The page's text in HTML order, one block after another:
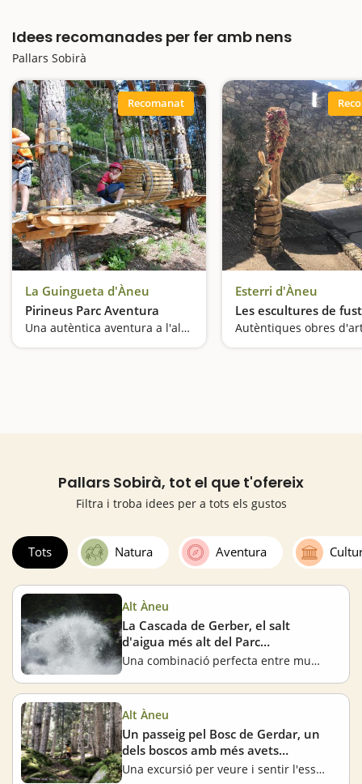
família, per gaudir de la natura i de la tranquil·litat.
El Parc…
Idees recomanades per fer amb nens
Pallars Sobirà
Recomanat
La Guingueta d'Àneu
Pirineus Parc Aventura
Una autèntica aventura a l'alta muntanya
Esterri d'Àneu
Les escultures de
Pallars Sobirà, tot el que t'ofereix
Filtra i troba idees per a tots els gustos
Tots Natura Aventura
Alt Àneu
La Cascada de Gerber, el salt
d'aigua més alt del Parc
d'Aigüestortes
Una combinació perfecta entre muntanya i aigua
Alt Àneu
Un passeig pel Bosc de Gerdar, un
dels boscos amb més avets
d'Europa
Una excursió per veure i sentir l'essència dels Pirineus Catalans en família